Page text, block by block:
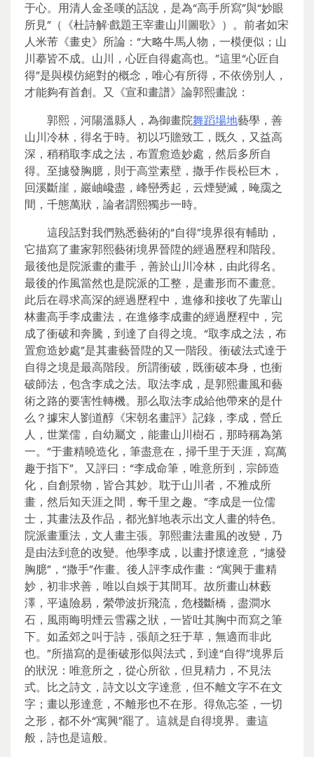
于心。用清人金圣嘆的話說，是為“高手所寫”與“妙眼
所見”（《杜詩解·戲題王宰畫山川圖歌》）。前者如宋
人米芾《畫史》所論：“大略牛馬人物，一模便似；山
川摹皆不成。山川，心匠自得處高也。”這里“心匠自
得”是與模仿絕對的概念，唯心有所得，不依傍別人，
才能夠有首創。又《宣和畫譜》論郭熙畫說：
郭熙，河陽溫縣人，為御畫院舞蹈場地藝學，善
山川冷林，得名于時。初以巧贍致工，既久，又益高
深，稍稍取李成之法，布置愈造妙處，然后多所自
得。至攄發胸臆，則于高堂素壁，撒手作長松巨木，
回溪斷崖，巖岫巉盡，峰巒秀起，云煙變滅，晻靄之
間，千態萬狀，論者謂熙獨步一時。
這段話對我們熟悉藝術的“自得”境界很有輔助，
它描寫了畫家郭熙藝術境界晉陞的經過歷程和階段。
最後他是院派畫的畫手，善於山川冷林，由此得名。
最後的作風當然也是院派的工整，是畫形而不畫意。
此后在尋求高深的經過歷程中，進修和接收了先輩山
林畫高手李成畫法，在進修李成畫的經過歷程中，完
成了衝破和奔騰，到達了自得之境。“取李成之法，布
置愈造妙處”是其畫藝晉陞的又一階段。衝破法式達于
自得之境是最高階段。所謂衝破，既衝破本身，也衝
破師法，包含李成之法。取法李成，是郭熙畫風和藝
術之路的要害性轉機。那么取法李成給他帶來的是什
么？據宋人劉道醇《宋朝名畫評》記錄，李成，營丘
人，世業儒，自幼屬文，能畫山川樹石，那時稱為第
一。“于畫精曉造化，筆盡意在，掃千里于天涯，寫萬
趣于指下”。又評曰：“李成命筆，唯意所到，宗師造
化，自創景物，皆合其妙。耽于山川者，不雅成所
畫，然后知天涯之間，奪千里之趣。”李成是一位儒
士，其畫法及作品，都光鮮地表示出文人畫的特色。
院派畫重法，文人畫主張。郭熙畫法畫風的改變，乃
是由法到意的改變。他學李成，以畫抒懷達意，“攄發
胸臆”，“撒手”作畫。後人評李成作畫：“寓興于畫精
妙，初非求善，唯以自娛于其間耳。故所畫山林藪
澤，平遠險易，縈帶波折飛流，危棧斷橋，盡澗水
石，風雨晦明煙云雪霧之狀，一皆吐其胸中而寫之筆
下。如孟郊之叫于詩，張顛之狂于草，無適而非此
也。”所描寫的是衝破形似與法式，到達“自得”境界后
的狀況：唯意所之，從心所欲，但見精力，不見法
式。比之詩文，詩文以文字達意，但不離文字不在文
字；畫以形達意，不離形也不在形。得魚忘筌，一切
之形，都不外“寓興”罷了。這就是自得境界。畫這
般，詩也是這般。